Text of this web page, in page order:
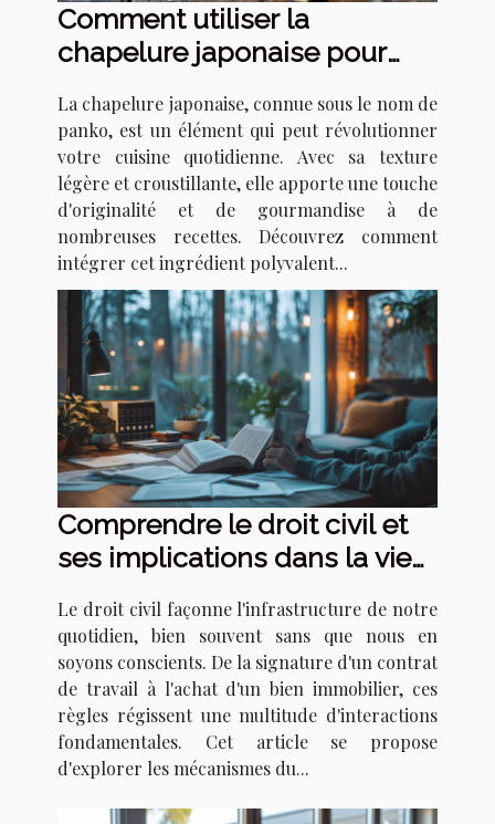
Comment utiliser la
chapelure japonaise pour
La chapelure japonaise, connue sous le nom de
panko, est un élément qui peut révolutionner
votre cuisine quotidienne. Avec sa texture
légère et croustillante, elle apporte une touche
d'originalité et de gourmandise à de
nombreuses recettes. Découvrez comment
intégrer cet ingrédient polyvalent...
Comprendre le droit civil et
ses implications dans la vie
Le droit civil façonne l'infrastructure de notre
quotidien, bien souvent sans que nous en
soyons conscients. De la signature d'un contrat
de travail à l'achat d'un bien immobilier, ces
règles régissent une multitude d'interactions
fondamentales. Cet article se propose
d'explorer les mécanismes du...